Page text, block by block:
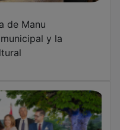
de Manu
y la